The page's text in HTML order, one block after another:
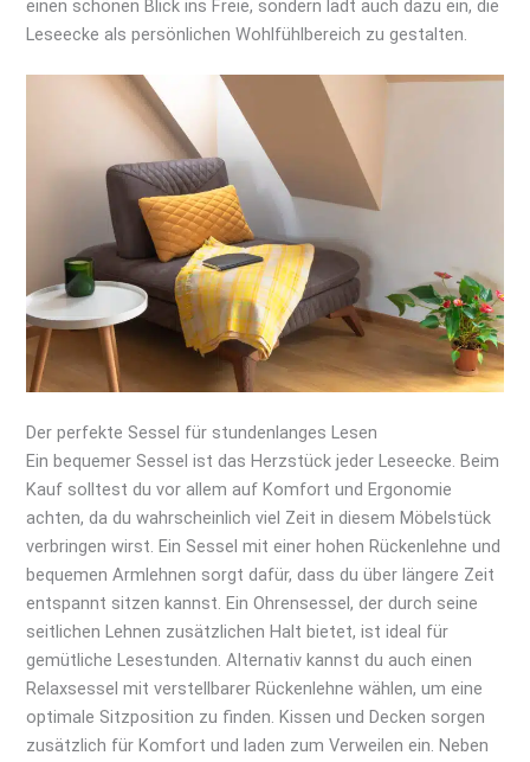
einen schönen Blick ins Freie, sondern lädt auch dazu ein, die
Leseecke als persönlichen Wohlfühlbereich zu gestalten.
Der perfekte Sessel für stundenlanges Lesen
Ein bequemer Sessel ist das Herzstück jeder Leseecke. Beim
Kauf solltest du vor allem auf Komfort und Ergonomie
achten, da du wahrscheinlich viel Zeit in diesem Möbelstück
verbringen wirst. Ein Sessel mit einer hohen Rückenlehne und
bequemen Armlehnen sorgt dafür, dass du über längere Zeit
entspannt sitzen kannst. Ein Ohrensessel, der durch seine
seitlichen Lehnen zusätzlichen Halt bietet, ist ideal für
gemütliche Lesestunden. Alternativ kannst du auch einen
Relaxsessel mit verstellbarer Rückenlehne wählen, um eine
optimale Sitzposition zu finden. Kissen und Decken sorgen
zusätzlich für Komfort und laden zum Verweilen ein. Neben